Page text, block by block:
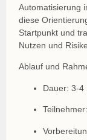
Automatisierung
diese
Startpunkt und
Nutzen und
Ablauf und
Dauer: 3-4
Teilnehmer: